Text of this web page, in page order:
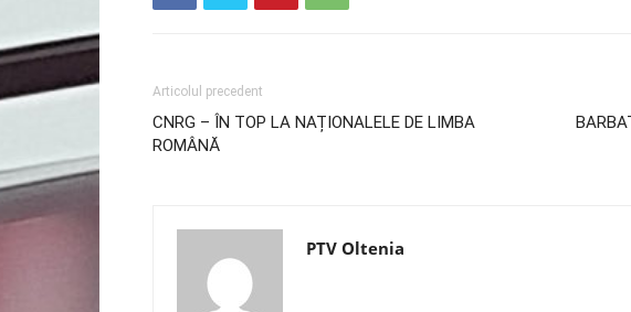
Articolul precedent
CNRG – ÎN TOP LA NAȚIONALELE DE LIMBA
ROMÂNĂ
PTV Oltenia